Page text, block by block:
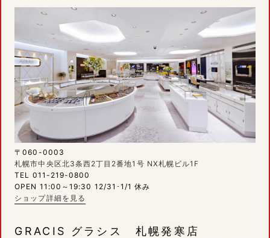
〒060-0003
札幌市中央区北3条西2丁目2番地1号 NX札幌ビル1F
TEL 011-219-0800
OPEN 11:00～19:30 12/31･1/1 休み
ショップ詳細を見る
GRACIS グラシス 札幌発寒店